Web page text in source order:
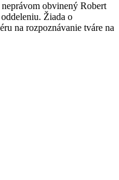
obvinený Robert
Žiada o
na rozpoznávanie tváre na